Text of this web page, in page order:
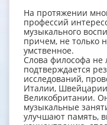
На протяжении
профессий
музыкального
причем, не только
умственное.
Слова философа
подтверждается
исследований,
Италии,
Великобритании.
музыкальные
улучшают память,